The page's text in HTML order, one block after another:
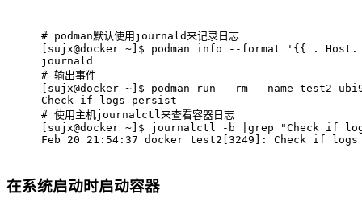
# podman默认使用journald来记录日志
[sujx@docker ~]$ podman info --format '{{ .
journald
# 输出事件
[sujx@docker ~]$ podman run --rm --name test2
Check if logs persist
# 使用主机journalctl来查看容器日志
[sujx@docker ~]$ journalctl -b |grep "Check if
Feb 20 21:54:37 docker test2[3249]: Check if
在系统启动时启动容器